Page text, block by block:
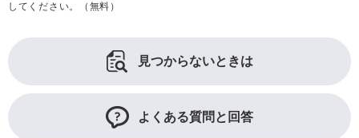
してください。（無料）
見つからないときは
よくある質問と回答